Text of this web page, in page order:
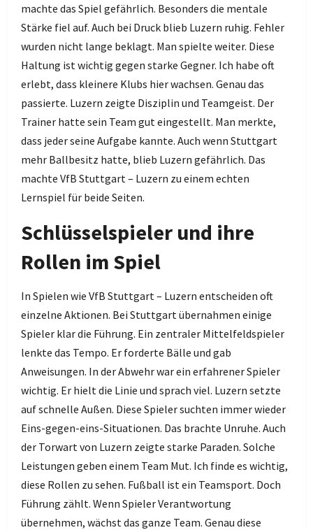
machte das Spiel gefährlich. Besonders die mentale
Stärke fiel auf. Auch bei Druck blieb Luzern ruhig. Fehler
wurden nicht lange beklagt. Man spielte weiter. Diese
Haltung ist wichtig gegen starke Gegner. Ich habe oft
erlebt, dass kleinere Klubs hier wachsen. Genau das
passierte. Luzern zeigte Disziplin und Teamgeist. Der
Trainer hatte sein Team gut eingestellt. Man merkte,
dass jeder seine Aufgabe kannte. Auch wenn Stuttgart
mehr Ballbesitz hatte, blieb Luzern gefährlich. Das
machte VfB Stuttgart – Luzern zu einem echten
Lernspiel für beide Seiten.
Schlüsselspieler und ihre
Rollen im Spiel
In Spielen wie VfB Stuttgart – Luzern entscheiden oft
einzelne Aktionen. Bei Stuttgart übernahmen einige
Spieler klar die Führung. Ein zentraler Mittelfeldspieler
lenkte das Tempo. Er forderte Bälle und gab
Anweisungen. In der Abwehr war ein erfahrener Spieler
wichtig. Er hielt die Linie und sprach viel. Luzern setzte
auf schnelle Außen. Diese Spieler suchten immer wieder
Eins-gegen-eins-Situationen. Das brachte Unruhe. Auch
der Torwart von Luzern zeigte starke Paraden. Solche
Leistungen geben einem Team Mut. Ich finde es wichtig,
diese Rollen zu sehen. Fußball ist ein Teamsport. Doch
Führung zählt. Wenn Spieler Verantwortung
übernehmen, wächst das ganze Team. Genau diese